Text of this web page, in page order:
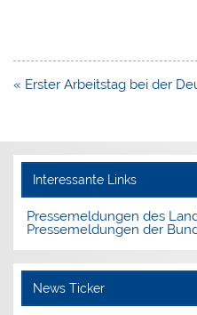
Beitragsnavigation
« Erster Arbeitstag bei der
Interessante Links
Pressemeldungen des
Pressemeldungen der
News Ticker